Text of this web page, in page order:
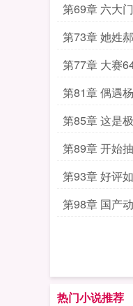
第69章 六大
第73章 她姓
第77章 大赛
第81章 偶遇
第85章 这是
第89章 开始
第93章 好评
第98章 国产
热门小说推荐